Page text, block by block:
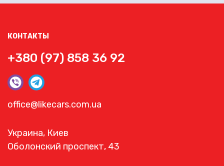
КОНТАКТЫ
+380 (97) 858 36 92
office@likecars.com.ua
Украина, Киев
Оболонский проспект, 43